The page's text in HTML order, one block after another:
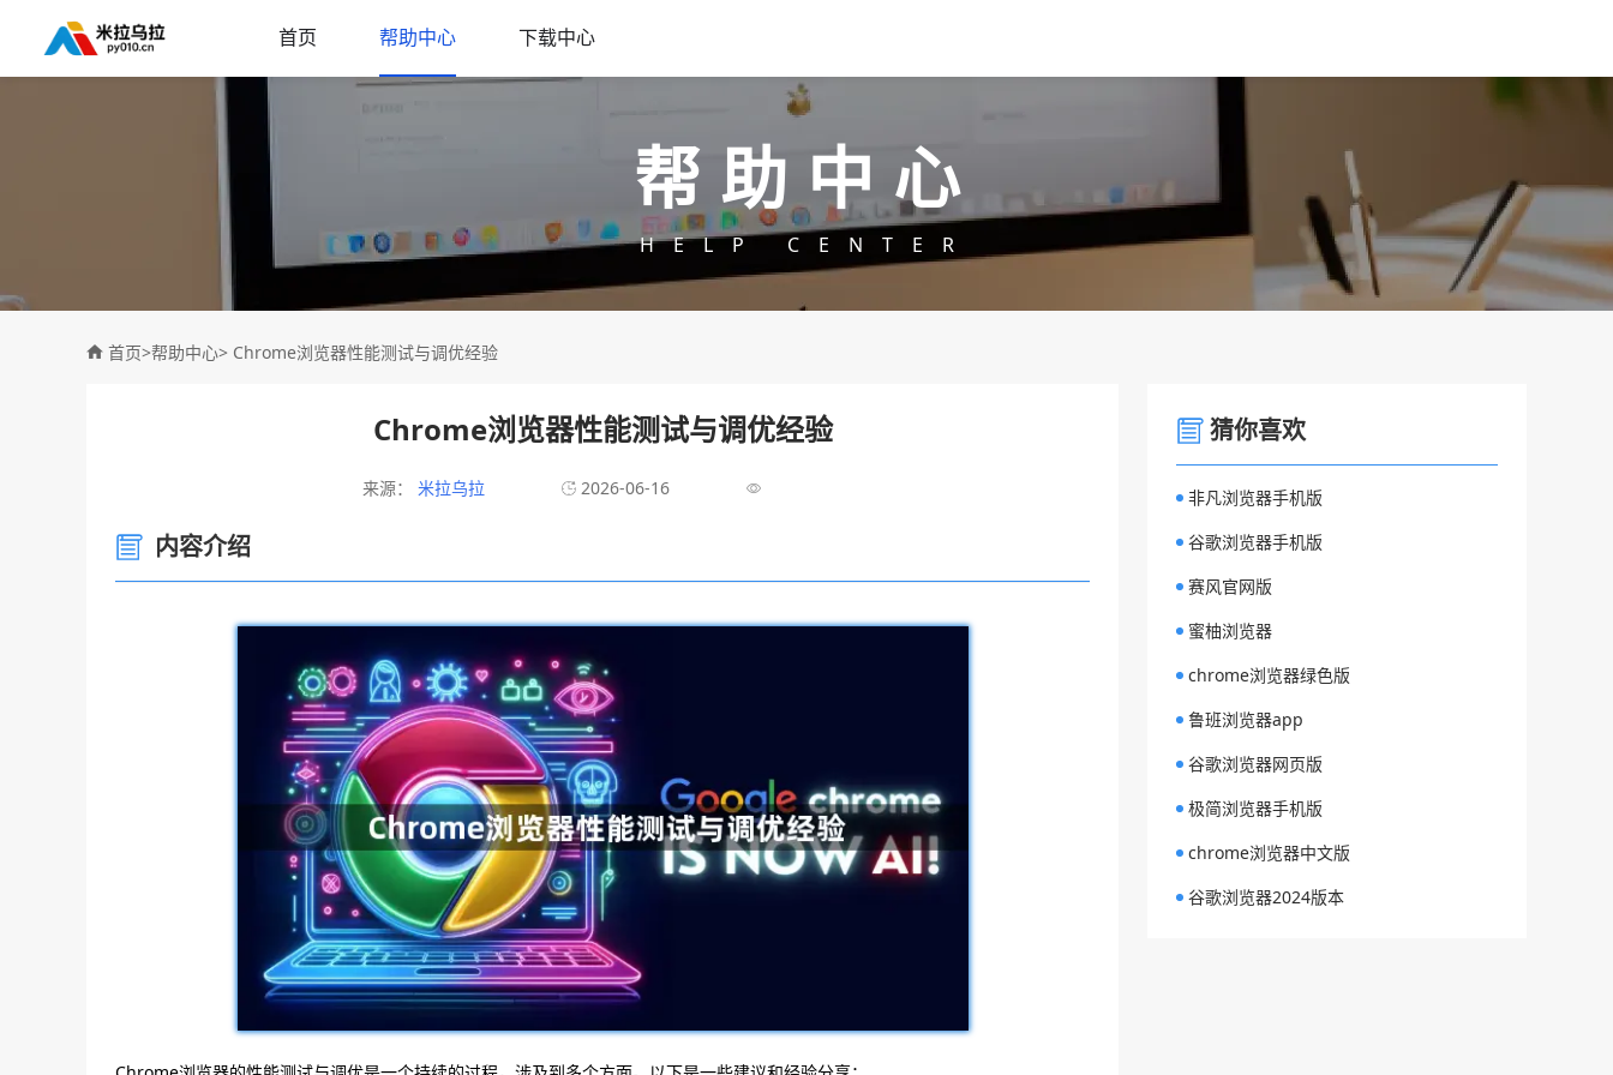
首页 帮助中心 下载中心
帮助中心
HELP CENTER
首页>帮助中心> Chrome浏览器性能测试与调优经验
Chrome浏览器性能测试与调优经验
来源： 米拉乌拉 2026-06-16
内容介绍
猜你喜欢
非凡浏览器手机版
谷歌浏览器手机版
赛风官网版
蜜柚浏览器
chrome浏览器绿色版
鲁班浏览器app
谷歌浏览器网页版
极简浏览器手机版
chrome浏览器中文版
谷歌浏览器2024版本